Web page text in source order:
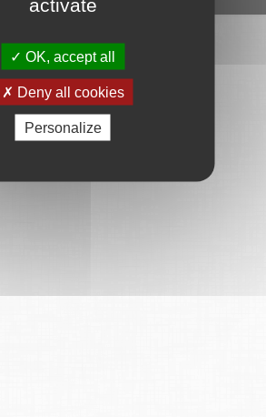
activate
OK, accept all
Deny all cookies
Personalize